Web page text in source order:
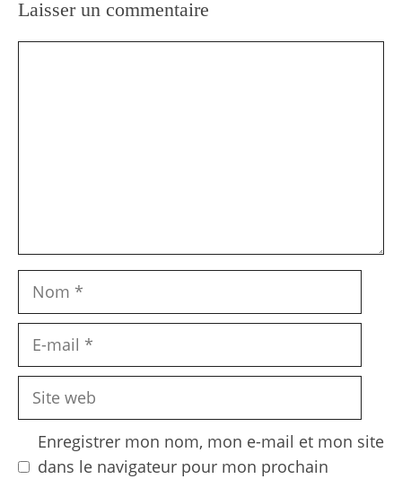
Laisser un commentaire
Nom
Site
Enregistrer mon nom, mon e-mail et mon site
dans le navigateur pour mon prochain